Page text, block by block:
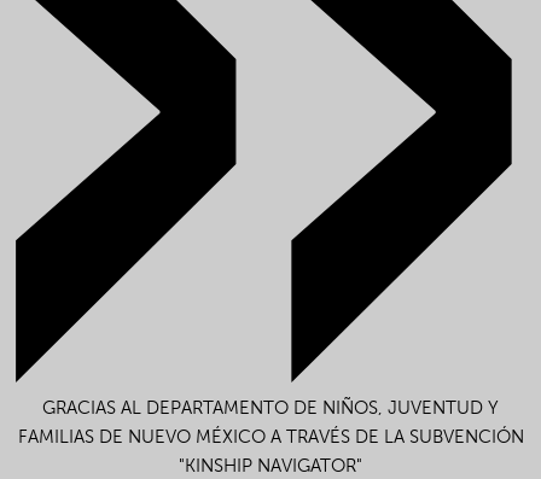
GRACIAS AL DEPARTAMENTO DE NIÑOS, JUVENTUD Y
FAMILIAS DE NUEVO MÉXICO A TRAVÉS DE LA SUBVENCIÓN
"KINSHIP NAVIGATOR"